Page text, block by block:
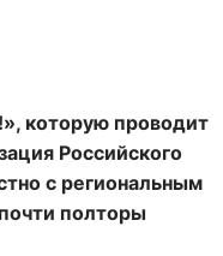
которую проводит
Российского
с региональным
полторы